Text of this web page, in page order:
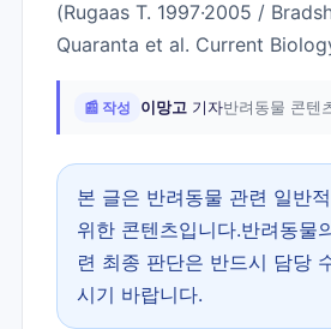
(Rugaas T. 1997·2005 /
Quaranta et al. Current
📰 작성 이망고 기자반려동물 콘텐
본 글은 반려동물 관련 일반
위한 콘텐츠입니다.반려동물
련 최종 판단은 반드시 담당
시기 바랍니다.